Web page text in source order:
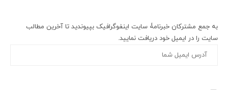
به جمع مشترکان خبرنامۀ سایت اینفوگرافیک بپیوندید تا آخرین مطالب
سایت را در ایمیل خود دریافت نمایید.